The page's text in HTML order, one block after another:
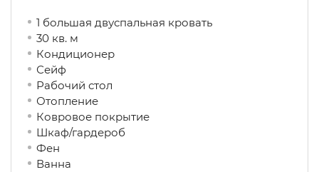
1 большая двуспальная кровать
30 кв. м
Кондиционер
Сейф
Рабочий стол
Отопление
Ковровое покрытие
Шкаф/гардероб
Фен
Ванна